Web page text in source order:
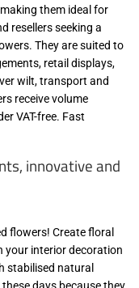
them ideal for
resellers seeking a
They are suited to
retail displays,
wilt, transport and
receive volume
VAT-free. Fast
innovative and
flowers! Create floral
your interior decoration
stabilised natural
days because they